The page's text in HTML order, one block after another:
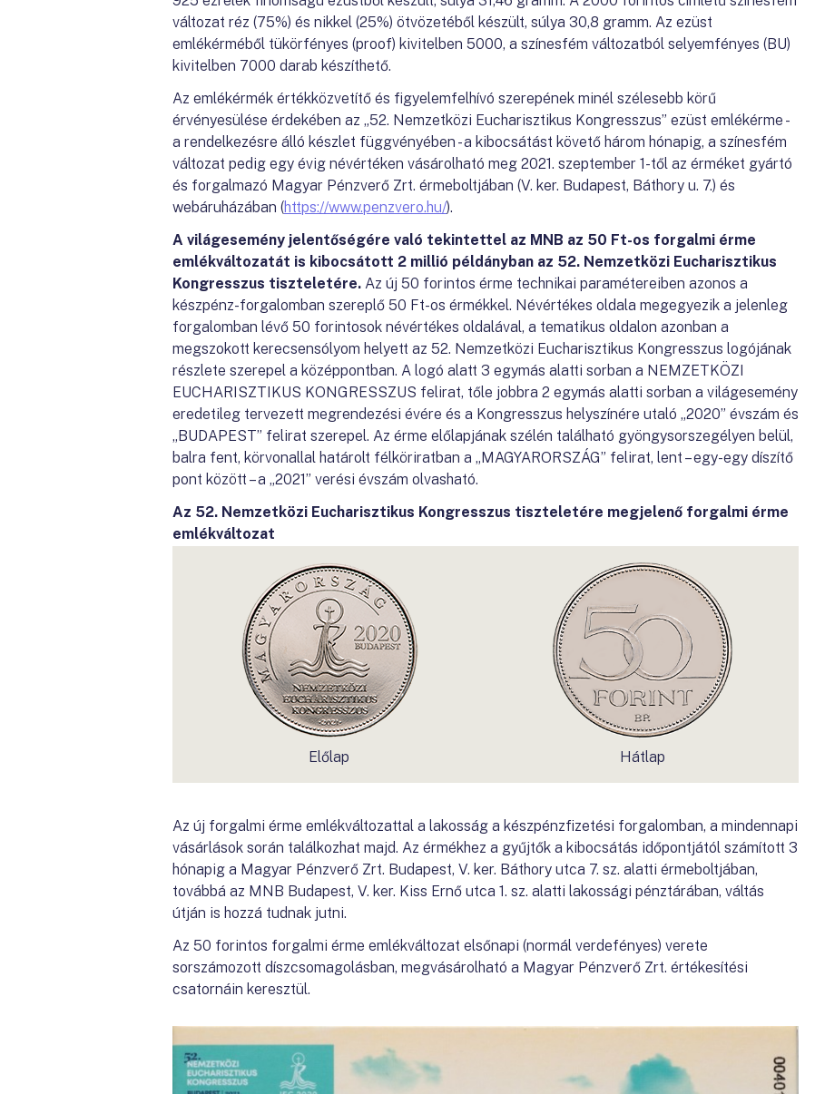
változat réz (75%) és nikkel (25%) ötvözetéből készült, súlya 30,8 gramm. Az ezüst
emlékérméből tükörfényes (proof) kivitelben 5000, a színesfém változatból selyemfényes (BU)
kivitelben 7000 darab készíthető.
Az emlékérmék értékközvetítő és figyelemfelhívó szerepének minél szélesebb körű
érvényesülése érdekében az „52. Nemzetközi Eucharisztikus Kongresszus” ezüst emlékérme -
a rendelkezésre álló készlet függvényében - a kibocsátást követő három hónapig, a színesfém
változat pedig egy évig névértéken vásárolható meg 2021. szeptember 1-től az érméket gyártó
és forgalmazó Magyar Pénzverő Zrt. érmeboltjában (V. ker. Budapest, Báthory u. 7.) és
webáruházában (https://www.penzvero.hu/).
A világesemény jelentőségére való tekintettel az MNB az 50 Ft-os forgalmi érme
emlékváltozatát is kibocsátott 2 millió példányban az 52. Nemzetközi Eucharisztikus
Kongresszus tiszteletére. Az új 50 forintos érme technikai paramétereiben azonos a
készpénz-forgalomban szereplő 50 Ft-os érmékkel. Névértékes oldala megegyezik a jelenleg
forgalomban lévő 50 forintosok névértékes oldalával, a tematikus oldalon azonban a
megszokott kerecsensólyom helyett az 52. Nemzetközi Eucharisztikus Kongresszus logójának
részlete szerepel a középpontban. A logó alatt 3 egymás alatti sorban a NEMZETKÖZI
EUCHARISZTIKUS KONGRESSZUS felirat, tőle jobbra 2 egymás alatti sorban a világesemény
eredetileg tervezett megrendezési évére és a Kongresszus helyszínére utaló „2020” évszám és
„BUDAPEST” felirat szerepel. Az érme előlapjának szélén található gyöngysorszegélyen belül,
balra fent, körvonallal határolt félköriratban a „MAGYARORSZÁG” felirat, lent – egy-egy díszítő
pont között – a „2021” verési évszám olvasható.
Az 52. Nemzetközi Eucharisztikus Kongresszus tiszteletére megjelenő forgalmi érme
emlékváltozat
Előlap Hátlap
Az új forgalmi érme emlékváltozattal a lakosság a készpénzfizetési forgalomban, a mindennapi
vásárlások során találkozhat majd. Az érmékhez a gyűjtők a kibocsátás időpontjától számított 3
hónapig a Magyar Pénzverő Zrt. Budapest, V. ker. Báthory utca 7. sz. alatti érmeboltjában,
továbbá az MNB Budapest, V. ker. Kiss Ernő utca 1. sz. alatti lakossági pénztárában, váltás
útján is hozzá tudnak jutni.
Az 50 forintos forgalmi érme emlékváltozat elsőnapi (normál verdefényes) verete
sorszámozott díszcsomagolásban, megvásárolható a Magyar Pénzverő Zrt. értékesítési
csatornáin keresztül.